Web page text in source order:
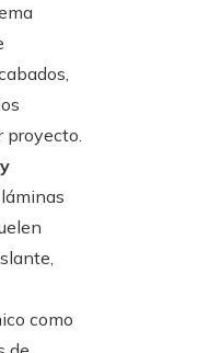
proyecto.
como